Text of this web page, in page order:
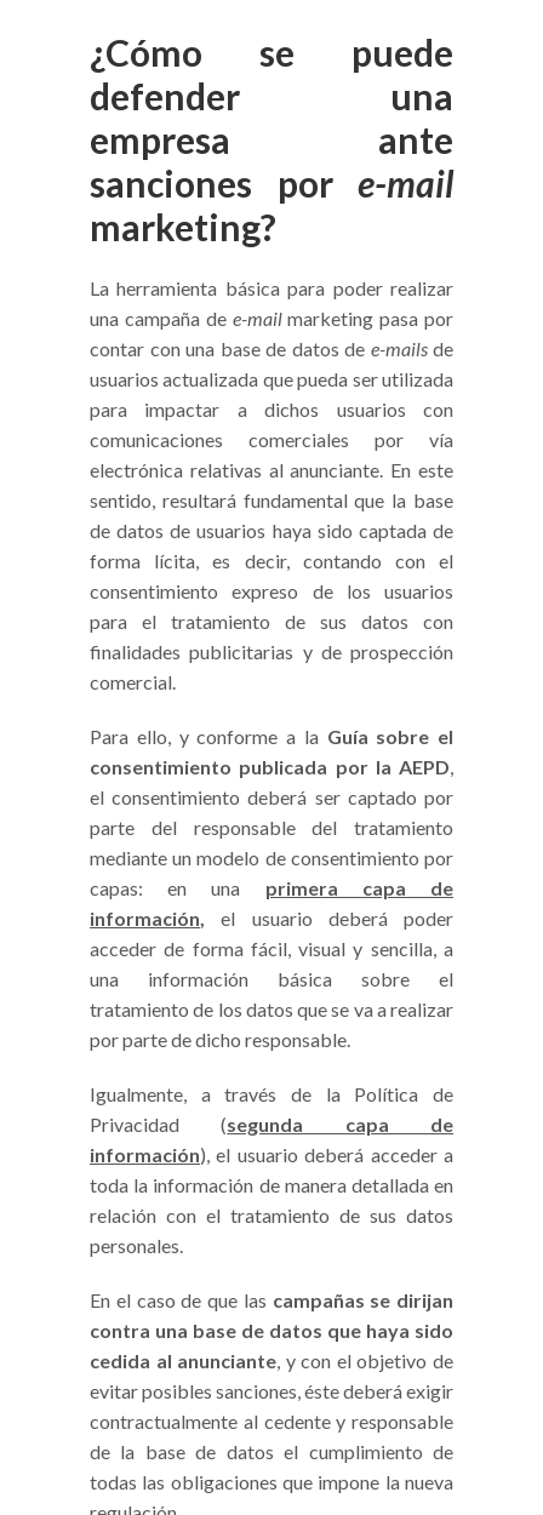
¿Cómo se puede
defender una
empresa ante
sanciones por e-mail
marketing?
La herramienta básica para poder realizar
una campaña de e-mailmarketing pasa por
contar con una base de datos de e-mailsde
usuarios actualizada que pueda ser utilizada
para impactar a dichos usuarios con
comunicaciones comerciales por vía
electrónica relativas al anunciante. En este
sentido, resultará fundamental que la base
de datos de usuarios haya sido captada de
forma lícita, es decir, contando con el
consentimiento expreso de los usuarios
para el tratamiento de sus datos con
finalidades publicitarias y de prospección
comercial.
Para ello, y conforme a la Guía sobre el
consentimiento publicada por la AEPD,
el consentimiento deberá ser captado por
parte del responsable del tratamiento
mediante un modelo de consentimiento por
capas: en una primera capa de
información, el usuario deberá poder
acceder de forma fácil, visual y sencilla, a
una información básica sobre el
tratamiento de los datos que se va a realizar
por parte de dicho responsable.
Igualmente, a través de la Política de
Privacidad (segunda capa de
información), el usuario deberá acceder a
toda la información de manera detallada en
relación con el tratamiento de sus datos
personales.
En el caso de que las campañas se dirijan
contra una base de datos que haya sido
cedida al anunciante, y con el objetivo de
evitar posibles sanciones, éste deberá exigir
contractualmente al cedente y responsable
de la base de datos el cumplimiento de
todas las obligaciones que impone la nueva